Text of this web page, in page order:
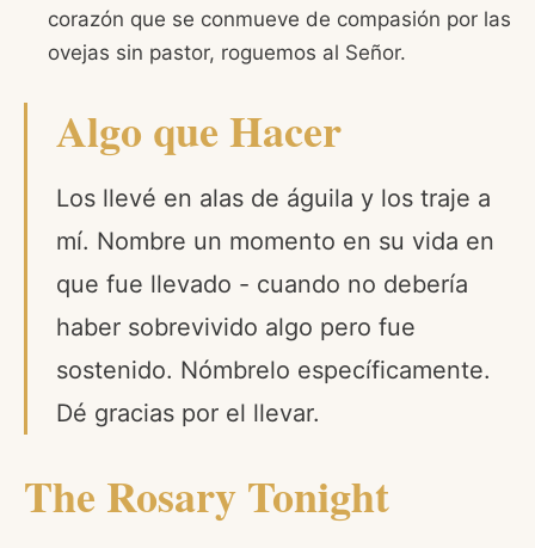
corazón que se conmueve de compasión por las
ovejas sin pastor, roguemos al Señor.
Algo que Hacer
Los llevé en alas de águila y los traje a
mí. Nombre un momento en su vida en
que fue llevado - cuando no debería
haber sobrevivido algo pero fue
sostenido. Nómbrelo específicamente.
Dé gracias por el llevar.
The Rosary Tonight